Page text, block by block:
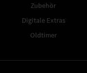
Zubehör
Digitale Extras
Oldtimer